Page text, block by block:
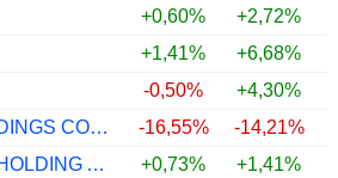
+0,60% +2,72%
+1,41% +6,68%
-0,50% +4,30%
FUJIFILM HOLDINGS CORPORATION
-16,55% -14,21%
EMS-CHEMIE HOLDING AG
+0,73% +1,41%